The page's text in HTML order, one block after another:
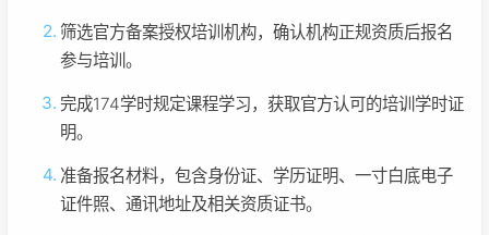
筛选官方备案授权培训机构，确认机构正规资质后报名
参与培训。
完成174学时规定课程学习，获取官方认可的培训学时证
明。
准备报名材料，包含身份证、学历证明、一寸白底电子
证件照、通讯地址及相关资质证书。